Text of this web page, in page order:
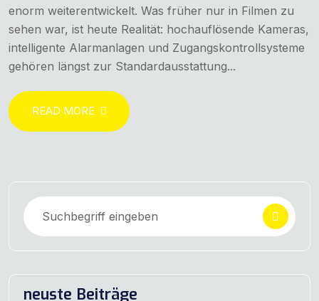
enorm weiterentwickelt. Was früher nur in Filmen zu
sehen war, ist heute Realität: hochauflösende Kameras,
intelligente Alarmanlagen und Zugangskontrollsysteme
gehören längst zur Standardausstattung...
READ MORE
neuste Beiträge